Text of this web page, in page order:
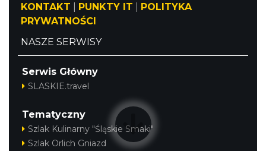
Pokazy walk rycerskich przy Zamku
Ogrodzieniec
Podzamcze
KONTAKT PUNKTY IT
POLITYKA
PRYWATNOŚCI
NASZE SERWISY
Serwis Główny
SLASKIE.travel
Tematyczny
Szlak Kulinarny "Śląskie Smaki"
Szlak Orlich Gniazd